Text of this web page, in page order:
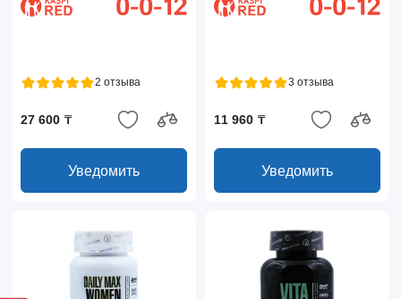
2 отзыва
27 600 ₸
Уведомить
3 отзыва
11 960 ₸
Уведомить